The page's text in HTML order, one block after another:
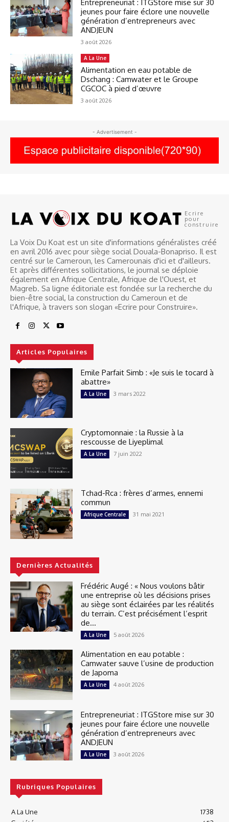
Entrepreneuriat : ITGStore mise sur 30
jeunes pour faire éclore une nouvelle
génération d’entrepreneurs avec
ANDJEUN
3 août 2026
A La Une
Alimentation en eau potable de
Dschang : Camwater et le Groupe
CGCOC à pied d’œuvre
3 août 2026
- Advertisement -
Ecrire
pour
construire
La Voix Du Koat est un site d'informations généralistes créé
en avril 2016 avec pour siège social Douala-Bonapriso. Il est
centré sur le Cameroun, les Camerounais d'ici et d'ailleurs.
Et après différentes sollicitations, le journal se déploie
également en Afrique Centrale, Afrique de l'Ouest, et
Magreb. Sa ligne éditoriale est fondée sur la recherche du
bien-être social, la construction du Cameroun et de
l'Afrique, à travers son slogan «Ecrire pour Construire».
Articles Populaires
Emile Parfait Simb : «Je suis le tocard à
abattre»
A La Une 3 mars 2022
Cryptomonnaie : la Russie à la
rescousse de Liyeplimal
A La Une 7 juin 2022
Tchad-Rca : frères d’armes, ennemi
commun
Afrique Centrale 31 mai 2021
Dernières Actualités
Frédéric Augé : « Nous voulons bâtir
une entreprise où les décisions prises
au siège sont éclairées par les réalités
du terrain. C’est précisément l’esprit
de...
A La Une 5 août 2026
Alimentation en eau potable :
Camwater sauve l’usine de production
de Japoma
A La Une 4 août 2026
Entrepreneuriat : ITGStore mise sur 30
jeunes pour faire éclore une nouvelle
génération d’entrepreneurs avec
ANDJEUN
A La Une 3 août 2026
Rubriques Populaires
A La Une
1738